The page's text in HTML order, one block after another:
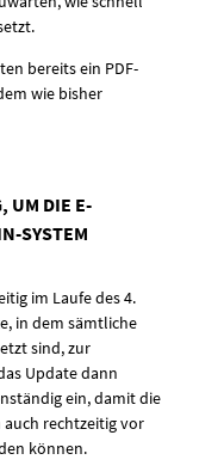
bereits ein PDF-
wie bisher
UM DIE E-
SYSTEM
im Laufe des 4.
in dem sämtliche
sind, zur
Update dann
ein, damit die
rechtzeitig vor
können.